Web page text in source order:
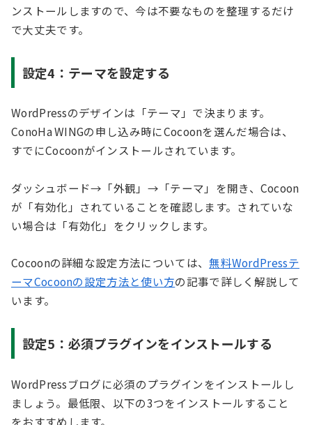
ンストールしますので、今は不要なものを整理するだけ
で大丈夫です。
設定4：テーマを設定する
WordPressのデザインは「テーマ」で決まります。
ConoHa WINGの申し込み時にCocoonを選んだ場合は、
すでにCocoonがインストールされています。
ダッシュボード→「外観」→「テーマ」を開き、Cocoon
が「有効化」されていることを確認します。されていな
い場合は「有効化」をクリックします。
Cocoonの詳細な設定方法については、無料WordPressテ
ーマCocoonの設定方法と使い方の記事で詳しく解説して
います。
設定5：必須プラグインをインストールする
WordPressブログに必須のプラグインをインストールし
ましょう。最低限、以下の3つをインストールすること
をおすすめします。